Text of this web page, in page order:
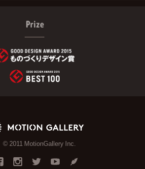
Prize
© 2011 MotionGallery Inc.